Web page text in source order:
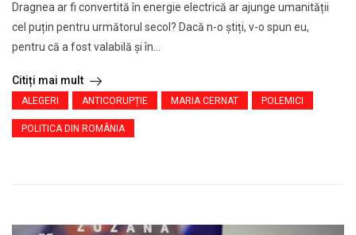
Dragnea ar fi convertită în energie electrică ar ajunge umanității
cel puțin pentru următorul secol? Dacă n-o știți, v-o spun eu,
pentru că a fost valabilă și în...
Citiți mai mult
ALEGERI ANTICORUPȚIE MARIA CERNAT POLEMICI
POLITICA DIN ROMÂNIA